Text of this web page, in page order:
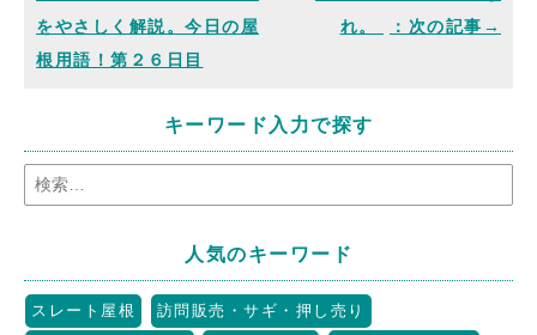
をやさしく解説。今日の屋
根用語！第２６日目
れ。
キーワード入力で探す
人気のキーワード
スレート屋根
訪問販売・サギ・押し売り